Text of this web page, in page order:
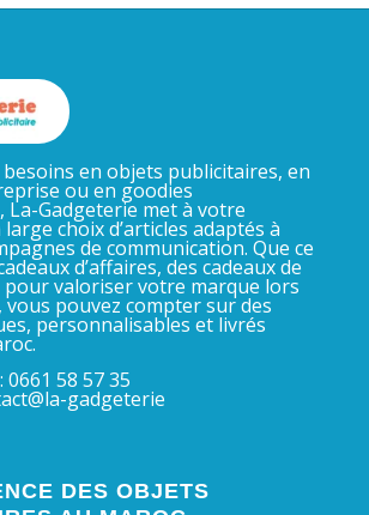
en objets publicitaires, en
ou en goodies
La-Gadgeterie met à votre
choix d’articles adaptés à
de communication. Que ce
d’affaires, des cadeaux de
pour valoriser votre marque lors
vous pouvez compter sur des
personnalisables et livrés
58 57 35
gadgeterie
DES OBJETS